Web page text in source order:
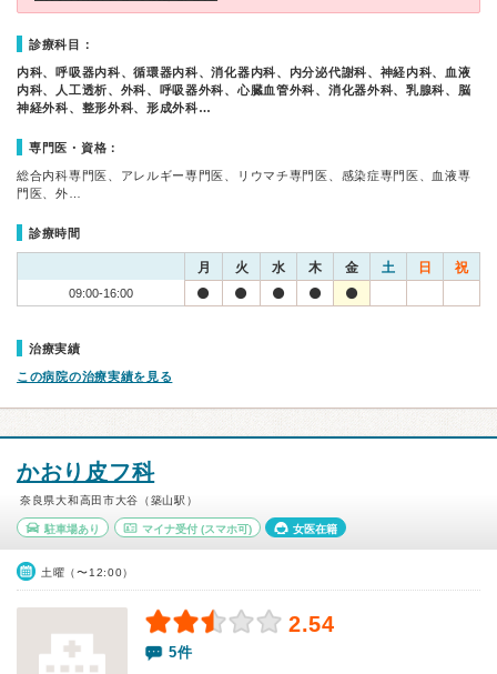
診療科目：
内科、呼吸器内科、循環器内科、消化器内科、内分泌代謝科、神経内科、血液
内科、人工透析、外科、呼吸器外科、心臓血管外科、消化器外科、乳腺科、脳
神経外科、整形外科、形成外科…
専門医・資格：
総合内科専門医、アレルギー専門医、リウマチ専門医、感染症専門医、血液専
門医、外…
診療時間
月 火 水 木 金 土 日 祝
09:00-16:00
治療実績
この病院の治療実績を見る
かおり皮フ科
奈良県大和高田市大谷（築山駅）
駐車場あり マイナ受付(スマホ可) 女医在籍
土曜（〜12:00）
2.54
5件